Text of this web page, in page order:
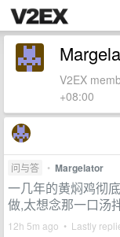
V2EX
+08:00
问与答 • Margelator
一几年的黄焖鸡彻
做,太想念那一口汤
12h 5m ago • Lastly